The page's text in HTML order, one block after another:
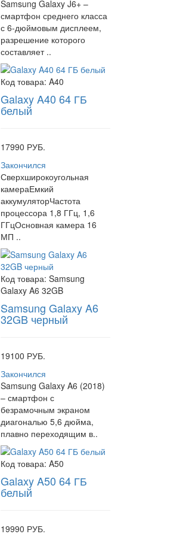
Samsung Galaxy J6+ –
смартфон среднего класса
с 6-дюймовым дисплеем,
разрешение которого
составляет ..
Код товара:A40
Galaxy A40 64 ГБ
белый
17990 РУБ.
Закончился
Сверхширокоугольная
камераЕмкий
аккумуляторЧастота
процессора 1,8 ГГц, 1,6
ГГцОсновная камера 16
МП ..
Код товара:Samsung
Galaxy A6 32GB
Samsung Galaxy A6
32GB черный
19100 РУБ.
Закончился
Samsung Galaxy A6 (2018)
– смартфон с
безрамочным экраном
диагональю 5,6 дюйма,
плавно переходящим в..
Код товара:A50
Galaxy A50 64 ГБ
белый
19990 РУБ.